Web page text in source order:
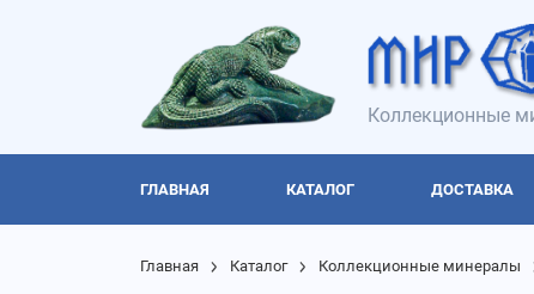
Коллекционные
ГЛАВНАЯ КАТАЛОГ ДОСТАВКА
Главная Каталог Коллекционные минералы